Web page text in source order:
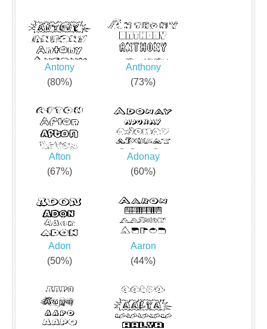
Antony
(80%)
Anthony
(73%)
Afton
(67%)
Adonay
(60%)
Adon
(50%)
Aaron
(44%)